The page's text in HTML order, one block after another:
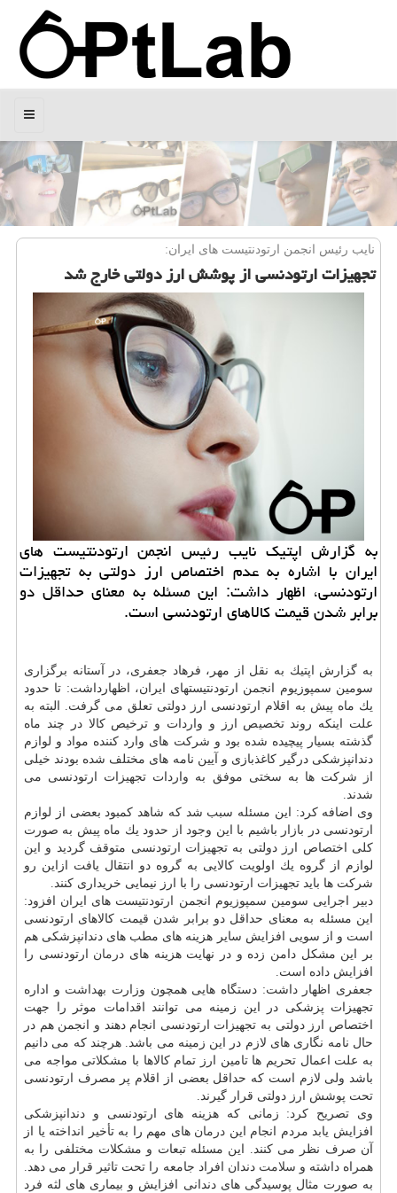
منو
نایب رئیس انجمن ارتودنتیست های ایران:
تجهیزات ارتودنسی از پوشش ارز دولتی خارج شد
به گزارش اپتیك نایب رئیس انجمن ارتودنتیست های
ایران با اشاره به عدم اختصاص ارز دولتی به تجهیزات
ارتودنسی، اظهار داشت: این مسئله به معنای حداقل دو
برابر شدن قیمت كالاهای ارتودنسی است.
به گزارش اپتیك به نقل از مهر، فرهاد جعفری، در آستانه برگزاری
سومین سمپوزیوم انجمن ارتودنتیستهای ایران، اظهارداشت: تا حدود
یك ماه پیش به اقلام ارتودنسی ارز دولتی تعلق می گرفت. البته به
علت اینكه روند تخصیص ارز و واردات و ترخیص كالا در چند ماه
گذشته بسیار پیچیده شده بود و شركت های وارد كننده مواد و لوازم
دندانپزشكی درگیر كاغذبازی و آیین نامه های مختلف شده بودند خیلی
از شركت ها به سختی موفق به واردات تجهیزات ارتودنسی می
شدند.
وی اضافه كرد: این مسئله سبب شد كه شاهد كمبود بعضی از لوازم
ارتودنسی در بازار باشیم با این وجود از حدود یك ماه پیش به صورت
كلی اختصاص ارز دولتی به تجهیزات ارتودنسی متوقف گردید و این
لوازم از گروه یك اولویت كالایی به گروه دو انتقال یافت ازاین رو
شركت ها باید تجهیزات ارتودنسی را با ارز نیمایی خریداری كنند.
دبیر اجرایی سومین سمپوزیوم انجمن ارتودنتیست های ایران افزود:
این مسئله به معنای حداقل دو برابر شدن قیمت كالاهای ارتودنسی
است و از سویی افزایش سایر هزینه های مطب های دندانپزشكی هم
بر این مشكل دامن زده و در نهایت هزینه های درمان ارتودنسی را
افزایش داده است.
جعفری اظهار داشت: دستگاه هایی همچون وزارت بهداشت و اداره
تجهیزات پزشكی در این زمینه می توانند اقدامات موثر را جهت
اختصاص ارز دولتی به تجهیزات ارتودنسی انجام دهند و انجمن هم در
حال نامه نگاری های لازم در این زمینه می باشد. هرچند كه می دانیم
به علت اعمال تحریم ها تامین ارز تمام كالاها با مشكلاتی مواجه می
باشد ولی لازم است كه حداقل بعضی از اقلام پر مصرف ارتودنسی
تحت پوشش ارز دولتی قرار گیرند.
وی تصریح كرد: زمانی كه هزینه های ارتودنسی و دندانپزشكی
افزایش یابد مردم انجام این درمان های مهم را به تأخیر انداخته یا از
آن صرف نظر می كنند. این مسئله تبعات و مشكلات مختلفی را به
همراه داشته و سلامت دندان افراد جامعه را تحت تاثیر قرار می دهد.
به صورت مثال پوسیدگی های دندانی افزایش و بیماری های لثه فرد